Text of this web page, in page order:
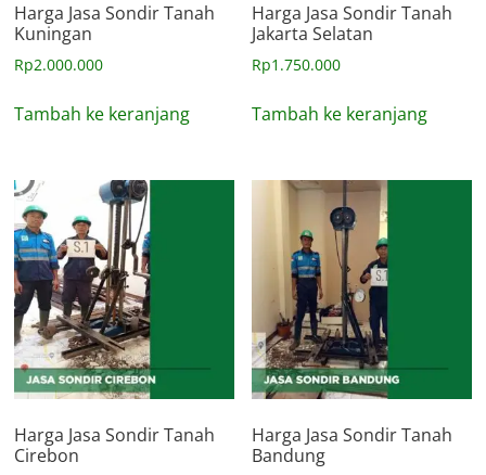
Harga Jasa Sondir Tanah
Kuningan
Rp2.000.000
Tambah ke keranjang
Harga Jasa Sondir Tanah
Jakarta Selatan
Rp1.750.000
Tambah ke keranjang
Harga Jasa Sondir Tanah
Cirebon
Harga Jasa Sondir Tanah
Bandung